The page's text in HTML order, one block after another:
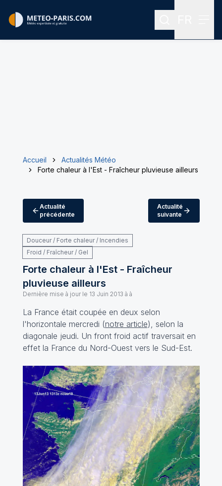
Rechercher
Accueil
Actualités Météo
Forte chaleur à l'Est - Fraîcheur pluvieuse ailleurs
Actualité
précédente
Actualité
suivante
Douceur / Forte chaleur / Incendies
Froid / Fraîcheur / Gel
Forte chaleur à l'Est - Fraîcheur
pluvieuse ailleurs
Dernière mise à jour le 13 Juin 2013 à à
La France était coupée en deux selon
l'horizontale mercredi (notre article), selon la
diagonale jeudi. Un front froid actif traversait en
effet la France du Nord-Ouest vers le Sud-Est.